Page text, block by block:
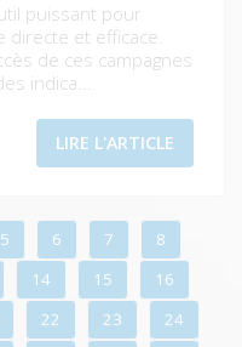
puissant pour
directe et efficace.
de ces campagnes
indica...
LIRE L'ARTICLE
5 6 7
8
14 15
16
22 23
24